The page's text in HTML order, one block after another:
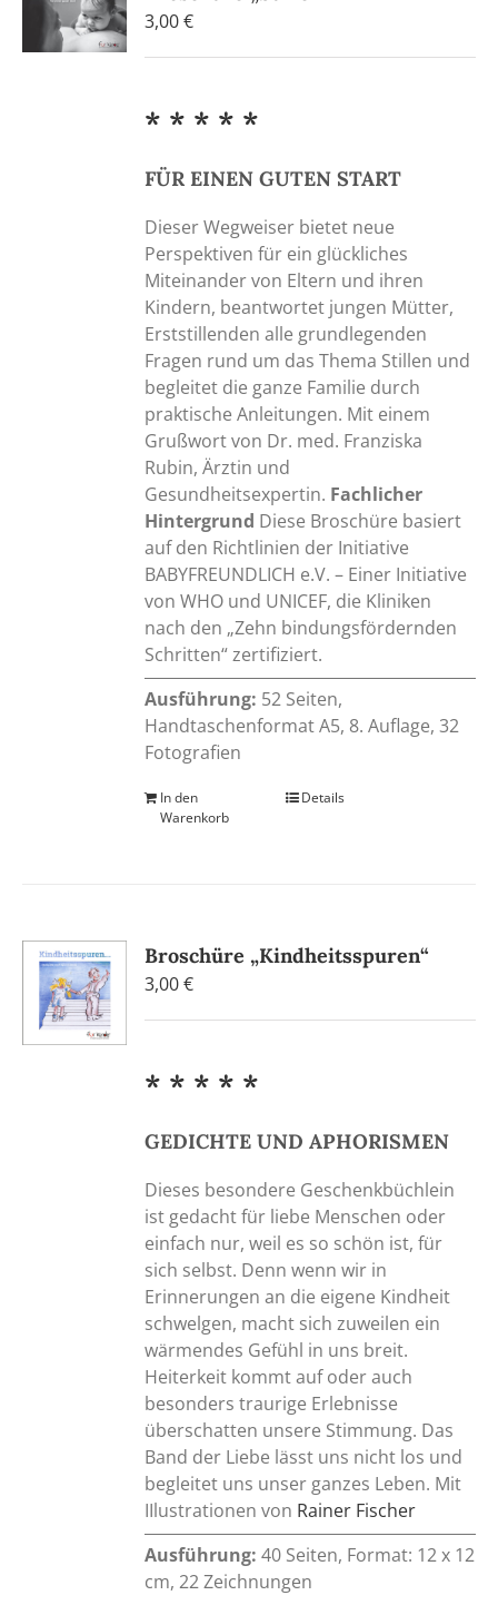
3,00€
* * * * *
FÜR EINEN GUTEN START
Dieser Wegweiser bietet neue
Perspektiven für ein glückliches
Miteinander von Eltern und ihren
Kindern, beantwortet jungen Mütter,
Erststillenden alle grundlegenden
Fragen rund um das Thema Stillen und
begleitet die ganze Familie durch
praktische Anleitungen. Mit einem
Grußwort von Dr. med. Franziska
Rubin, Ärztin und
Gesundheitsexpertin. Fachlicher
Hintergrund Diese Broschüre basiert
auf den Richtlinien der Initiative
BABYFREUNDLICH e.V. – Einer Initiative
von WHO und UNICEF, die Kliniken
nach den „Zehn bindungsfördernden
Schritten“ zertifiziert.
Ausführung: 52 Seiten,
Handtaschenformat A5, 8. Auflage, 32
Fotografien
In den
Warenkorb
Details
Broschüre „Kindheitsspuren“
3,00€
* * * * *
GEDICHTE UND APHORISMEN
Dieses besondere Geschenkbüchlein
ist gedacht für liebe Menschen oder
einfach nur, weil es so schön ist, für
sich selbst. Denn wenn wir in
Erinnerungen an die eigene Kindheit
schwelgen, macht sich zuweilen ein
wärmendes Gefühl in uns breit.
Heiterkeit kommt auf oder auch
besonders traurige Erlebnisse
überschatten unsere Stimmung. Das
Band der Liebe lässt uns nicht los und
begleitet uns unser ganzes Leben. Mit
IIlustrationen von Rainer Fischer
Ausführung: 40 Seiten, Format: 12 x 12
cm, 22 Zeichnungen